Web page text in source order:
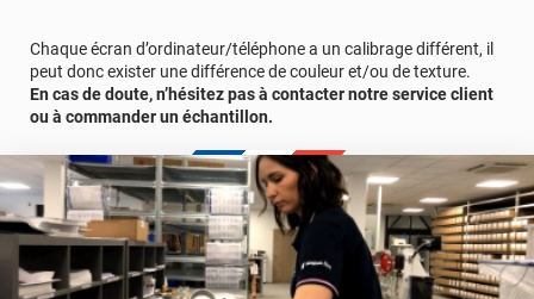
d'échantillons gratuite.
Chaque écran d’ordinateur/téléphone a un calibrage différent, il
peut donc exister une différence de couleur et/ou de texture.
En cas de doute, n’hésitez pas à contacter notre service client
ou à commander un échantillon.